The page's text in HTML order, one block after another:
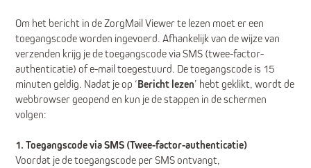
Om het bericht in de ZorgMail Viewer te lezen moet er een
toegangscode worden ingevoerd. Afhankelijk van de wijze van
verzenden krijg je de toegangscode via SMS (twee-factor-
authenticatie) of e-mail toegestuurd. De toegangscode is 15
minuten geldig. Nadat je op ‘Bericht lezen’ hebt geklikt, wordt de
webbrowser geopend en kun je de stappen in de schermen
volgen:
1. Toegangscode via SMS (Twee-factor-authenticatie)
Voordat je de toegangscode per SMS ontvangt,